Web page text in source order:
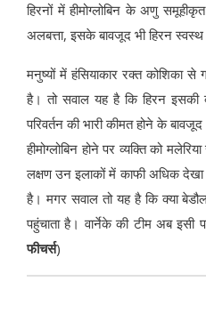
हिरनों में हीमोग्लोबिन के अणु
अलबत्ता, इसके बावजूद भी हिरन
मनुष्यों में हंसियाकार रक्त कोशिका
है। तो सवाल यह है कि हिरन
परिवर्तन की भारी कीमत होने के
हीमोग्लोबिन होने पर व्यक्ति को
लक्षण उन इलाकों में काफी अधिक देखा
है। मगर सवाल तो यह है कि क्या
पहुंचाता है। वार्नेके की टीम अब
फीचर्स)